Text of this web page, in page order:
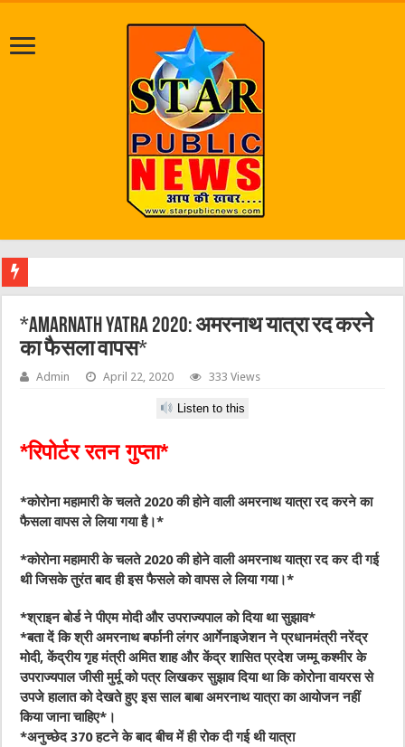
*Amarnath Yatra 2020: अमरनाथ यात्रा रद करने
का फैसला वापस*
Admin April 22, 2020 333 Views
Listen to this
*रिपोर्टर रतन गुप्ता*
*कोरोना महामारी के चलते 2020 की होने वाली अमरनाथ यात्रा रद करने का
फैसला वापस ले लिया गया है।*
*कोरोना महामारी के चलते 2020 की होने वाली अमरनाथ यात्रा रद कर दी गई
थी जिसके तुरंत बाद ही इस फैसले को वापस ले लिया गया।*
*श्राइन बोर्ड ने पीएम मोदी और उपराज्यपाल को दिया था सुझाव*
*बता दें कि श्री अमरनाथ बर्फानी लंगर आर्गेनाइजेशन ने प्रधानमंत्री नरेंद्र
मोदी, केंद्रीय गृह मंत्री अमित शाह और केंद्र शासित प्रदेश जम्मू कश्मीर के
उपराज्यपाल जीसी मुर्मू को पत्र लिखकर सुझाव दिया था कि कोरोना वायरस से
उपजे हालात को देखते हुए इस साल बाबा अमरनाथ यात्रा का आयोजन नहीं
किया जाना चाहिए*।
*अनुच्छेद 370 हटने के बाद बीच में ही रोक दी गई थी यात्रा